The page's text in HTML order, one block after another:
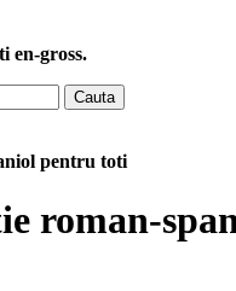
en-gross.
Cauta
pentru toti
roman-